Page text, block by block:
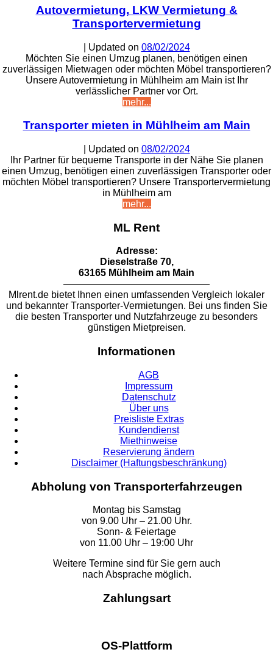
Autovermietung, LKW Vermietung &
Transportervermietung
| Updated on 08/02/2024
Möchten Sie einen Umzug planen, benötigen einen
zuverlässigen Mietwagen oder möchten Möbel transportieren?
Unsere Autovermietung in Mühlheim am Main ist Ihr
verlässlicher Partner vor Ort.
mehr...
Transporter mieten in Mühlheim am Main
| Updated on 08/02/2024
Ihr Partner für bequeme Transporte in der Nähe Sie planen
einen Umzug, benötigen einen zuverlässigen Transporter oder
möchten Möbel transportieren? Unsere Transportervermietung
in Mühlheim am
mehr...
ML Rent
Adresse:
Dieselstraße 70,
63165 Mühlheim am Main
———————————————
Mlrent.de bietet Ihnen einen umfassenden Vergleich lokaler
und bekannter Transporter-Vermietungen. Bei uns finden Sie
die besten Transporter und Nutzfahrzeuge zu besonders
günstigen Mietpreisen.
Informationen
AGB
Impressum
Datenschutz
Über uns
Preisliste Extras
Kundendienst
Miethinweise
Reservierung ändern
Disclaimer (Haftungsbeschränkung)
Abholung von Transporterfahrzeugen
Montag bis Samstag
von 9.00 Uhr – 21.00 Uhr.
Sonn- & Feiertage
von 11.00 Uhr – 19:00 Uhr
Weitere Termine sind für Sie gern auch
nach Absprache möglich.
Zahlungsart
OS-Plattform